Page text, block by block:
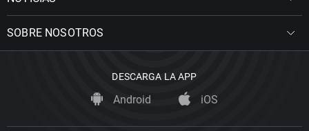
SOBRE NOSOTROS
DESCARGA LA APP
Android iOS